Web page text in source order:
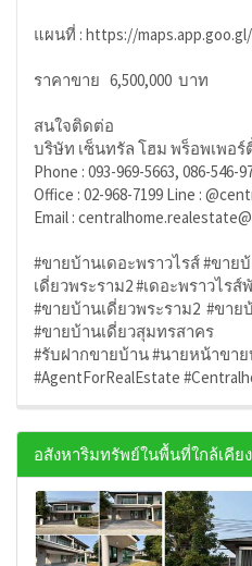
แผนที่ : https://maps.app.goo.gl/
ราคาขาย 6,500,000 บาท
สนใจติดต่อ
บริษัท เซ็นทรัล โฮม พร็อพเพอร์
Phone : 093-969-5663, 086-546-
Office : 02-968-7199 Line :
​​​​​​​Email :
#ขายบ้านเดอะพราวไรส์ #ขา
เดี่ยวพระราม2 #เดอะพราวไร
#ขายบ้านเดี่ยวพระราม2 #ขาย
#ขายบ้านเดี่ยวสุมทรสาคร
#รับฝากขายบ้าน #นายหน้าขา
#AgentForRealEstate
อสังหาริมทรัพย์ในพื้นที่ใกล้เคียง